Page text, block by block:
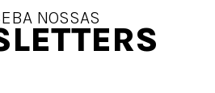
NOSSAS